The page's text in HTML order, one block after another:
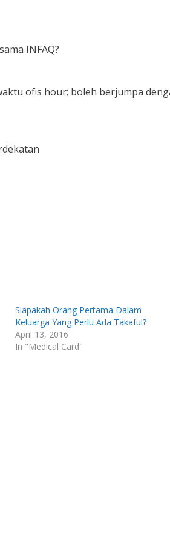
INFAQ?
ofis hour; boleh berjumpa
Siapakah Orang Pertama Dalam
Keluarga Yang Perlu Ada Takaful?
April 13, 2016
In "Medical Card"